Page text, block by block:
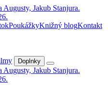
PoukážkyKnižný blogKontakt
Doplnky